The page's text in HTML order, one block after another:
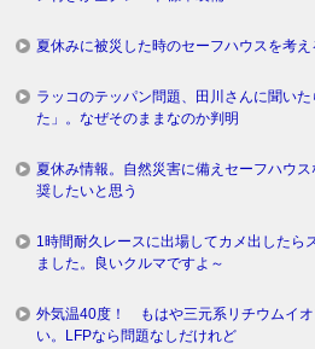
夏休みに被災した時のセーフハウスを考え
ラッコのテッパン問題、田川さんに聞い
た」。なぜそのままなのか判明
夏休み情報。自然災害に備えセーフハウ
奨したいと思う
1時間耐久レースに出場してカメ出したら
ました。良いクルマですよ～
外気温40度！ もはや三元系リチウムイオ
い。LFPなら問題なしだけれど